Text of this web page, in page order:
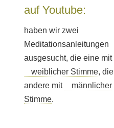
auf Youtube:
haben wir zwei
Meditationsanleitungen
ausgesucht, die eine mit
weiblicher Stimme, die
andere mit
männlicher
Stimme.